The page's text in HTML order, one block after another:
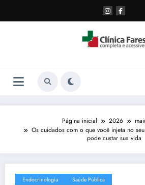
o
Página inicial 2026
Os cuidados com o que você injeta no
pode custar sua vida
Endocrinologia Saúde Pública